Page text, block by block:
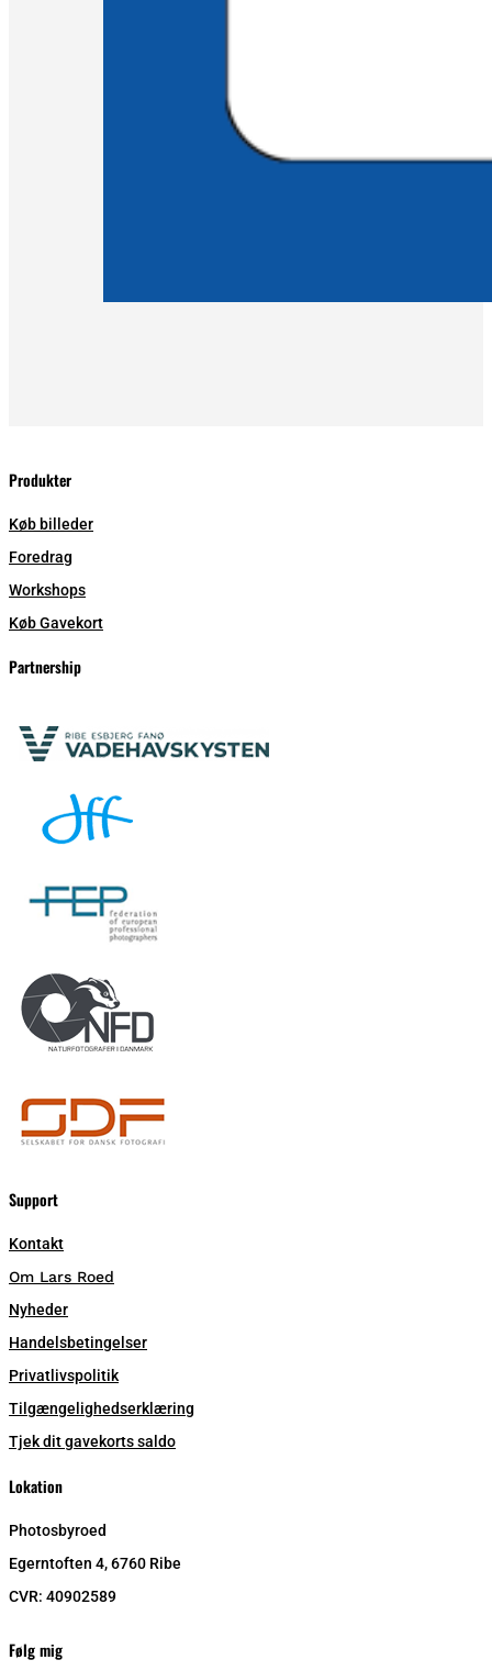
Produkter
Køb billeder
Foredrag
Workshops
Køb Gavekort
Partnership
Support
Kontakt
Om Lars Roed
Nyheder
Handelsbetingelser
Privatlivspolitik
Tilgængelighedserklæring
Tjek dit gavekorts saldo
Lokation
Photosbyroed
Egerntoften 4, 6760 Ribe
CVR: 40902589
Følg mig